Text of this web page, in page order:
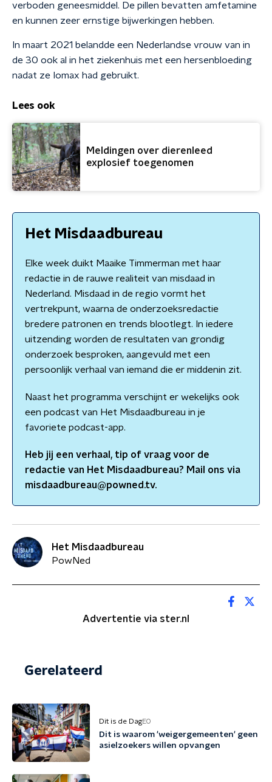
verboden geneesmiddel. De pillen bevatten amfetamine
en kunnen zeer ernstige bijwerkingen hebben.
In maart 2021 belandde een Nederlandse vrouw van in
de 30 ook al in het ziekenhuis met een hersenbloeding
nadat ze Iomax had gebruikt.
Lees ook
Meldingen over dierenleed
explosief toegenomen
Het Misdaadbureau
Elke week duikt Maaike Timmerman met haar
redactie in de rauwe realiteit van misdaad in
Nederland. Misdaad in de regio vormt het
vertrekpunt, waarna de onderzoeksredactie
bredere patronen en trends blootlegt. In iedere
uitzending worden de resultaten van grondig
onderzoek besproken, aangevuld met een
persoonlijk verhaal van iemand die er middenin zit.
Naast het programma verschijnt er wekelijks ook
een podcast van Het Misdaadbureau in je
favoriete podcast-app.
Heb jij een verhaal, tip of vraag voor de
redactie van Het Misdaadbureau? Mail ons via
misdaadbureau@powned.tv.
Het Misdaadbureau
PowNed
Advertentie via ster.nl
Gerelateerd
Dit is de DagEO
Dit is waarom 'weigergemeenten' geen
asielzoekers willen opvangen